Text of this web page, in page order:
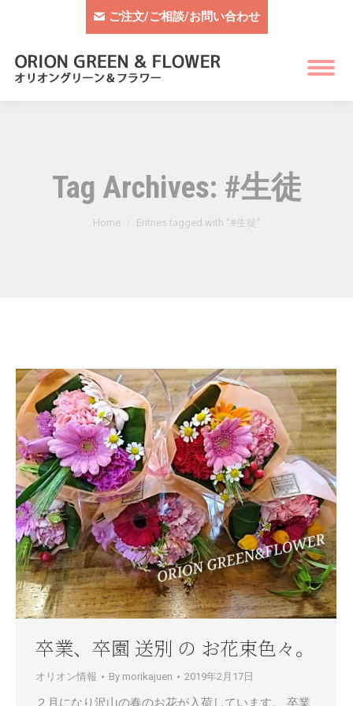
ご注文/ご相談/お問い合わせ
Tag Archives: #生徒
You are here:
Home Entries tagged with "#生徒"
卒業、卒園 送別 の お花束色々。
オリオン情報 By morikajuen 2019年2月17日
２月になり沢山の春のお花が入荷しています。 卒業